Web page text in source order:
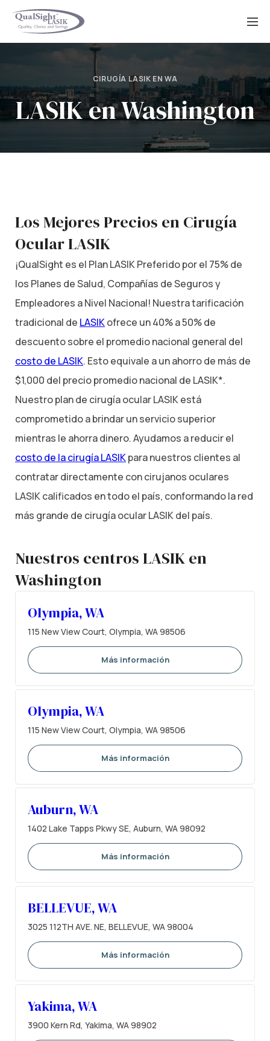
Saltar
CIRUGÍA LASIK EN WA
LASIK en Washington
Los Mejores Precios en Cirugía
Ocular LASIK
¡QualSight es el Plan LASIK Preferido por el 75% de
los Planes de Salud, Compañías de Seguros y
Empleadores a Nivel Nacional! Nuestra tarificación
tradicional de LASIKofrece un 40% a 50% de
descuento sobre el promedio nacional general del
costo de LASIK. Esto equivale a un ahorro de más de
$1,000 del precio promedio nacional de LASIK*.
Nuestro plan de cirugía ocular LASIK está
comprometido a brindar un servicio superior
mientras le ahorra dinero. Ayudamos a reducir el
costo de la cirugía LASIKpara nuestros clientes al
contratar directamente con cirujanos oculares
LASIK calificados en todo el país, conformando la red
más grande de cirugía ocular LASIK del país.
Nuestros centros LASIK en
Washington
Olympia, WA
115 New View Court, Olympia, WA 98506
Más información
Olympia, WA
115 New View Court, Olympia, WA 98506
Más información
Auburn, WA
1402 Lake Tapps Pkwy SE, Auburn, WA 98092
Más información
BELLEVUE, WA
3025 112TH AVE. NE, BELLEVUE, WA 98004
Más información
Yakima, WA
3900 Kern Rd, Yakima, WA 98902